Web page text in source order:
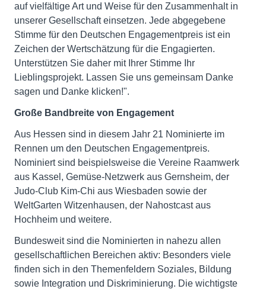
auf vielfältige Art und Weise für den Zusammenhalt in
unserer Gesellschaft einsetzen. Jede abgegebene
Stimme für den Deutschen Engagementpreis ist ein
Zeichen der Wertschätzung für die Engagierten.
Unterstützen Sie daher mit Ihrer Stimme Ihr
Lieblingsprojekt. Lassen Sie uns gemeinsam Danke
sagen und Danke klicken!".
Große Bandbreite von Engagement
Aus Hessen sind in diesem Jahr 21 Nominierte im
Rennen um den Deutschen Engagementpreis.
Nominiert sind beispielsweise die Vereine Raamwerk
aus Kassel, Gemüse-Netzwerk aus Gernsheim, der
Judo-Club Kim-Chi aus Wiesbaden sowie der
WeltGarten Witzenhausen, der Nahostcast aus
Hochheim und weitere.
Bundesweit sind die Nominierten in nahezu allen
gesellschaftlichen Bereichen aktiv: Besonders viele
finden sich in den Themenfeldern Soziales, Bildung
sowie Integration und Diskriminierung. Die wichtigste